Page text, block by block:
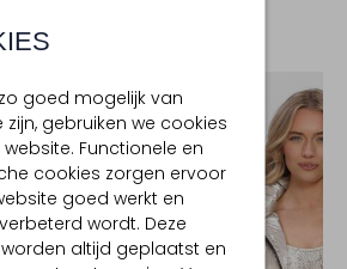
goed mogelijk van
zijn, gebruiken we cookies
Functionele en
cookies zorgen ervoor
goed werkt en
wordt. Deze
altijd geplaatst en
COMPLEET